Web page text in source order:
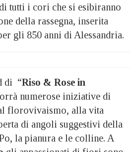
tutti i cori che si esibiranno
della rassegna, inserita
gli 850 anni di Alessandria.
di “Riso & Rose in
numerose iniziative di
florovivaismo, alla vita
di angoli suggestivi della
la pianura e le colline. A